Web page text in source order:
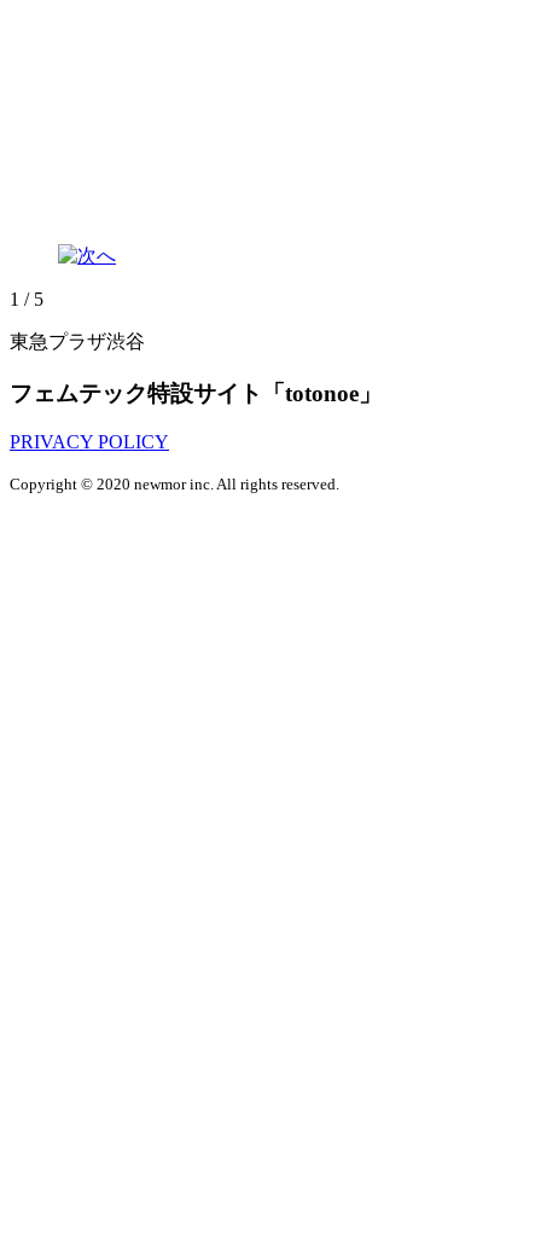
1 / 5
東急プラザ渋谷
フェムテック特設サイト「totonoe」
PRIVACY POLICY
Copyright © 2020 newmor inc. All rights reserved.